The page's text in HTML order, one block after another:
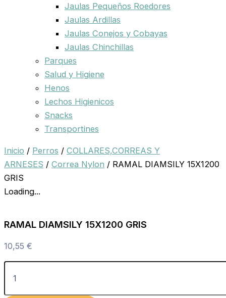
Jaulas Pequeños Roedores
Jaulas Ardillas
Jaulas Conejos y Cobayas
Jaulas Chinchillas
Parques
Salud y Higiene
Henos
Lechos Higienicos
Snacks
Transportines
Inicio / Perros / COLLARES,CORREAS Y
ARNESES / Correa Nylon / RAMAL DIAMSILY 15X1200
GRIS
Loading...
RAMAL DIAMSILY 15X1200 GRIS
10,55 €